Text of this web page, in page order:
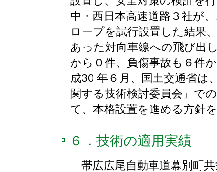
中・西日本高速道路３社が
ロープを試行設置した結果
あった対向車線への飛び出
から０件、負傷事故も６件
成30 年６月、国土交通省は
関する技術検討委員会」で
て、本格設置を進める方針
６．技術の適用実績
帯広広尾自動車道幕別町